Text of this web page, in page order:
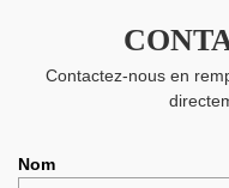
Contactez-nous en
Nom